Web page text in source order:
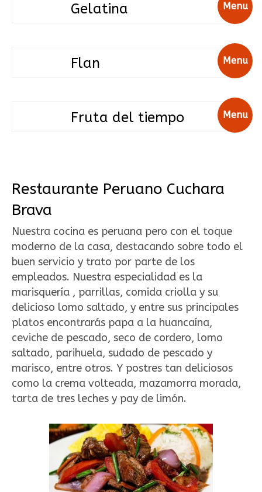
Gelatina Menu
Flan Menu
Fruta del tiempo Menu
Restaurante Peruano Cuchara
Brava
Nuestra cocina es peruana pero con el toque
moderno de la casa, destacando sobre todo el
buen servicio y trato por parte de los
empleados. Nuestra especialidad es la
marisquería , parrillas, comida criolla y su
delicioso lomo saltado, y entre sus principales
platos encontrarás papa a la huancaína,
ceviche de pescado, seco de cordero, lomo
saltado, parihuela, sudado de pescado y
marisco, entre otros. Y postres tan deliciosos
como la crema volteada, mazamorra morada,
tarta de tres leches y pay de limón.